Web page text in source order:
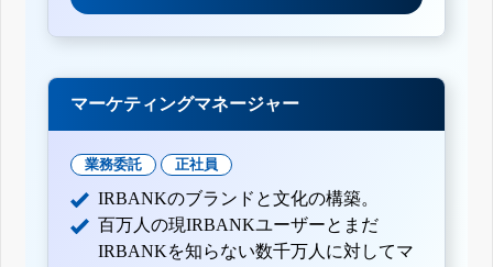
マーケティングマネージャー
業務委託 正社員
IRBANKのブランドと文化の構築。
百万人の現IRBANKユーザーとまだ
IRBANKを知らない数千万人に対してマ